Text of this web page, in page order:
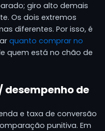
giro alto demais
Os dois extremos
diferentes. Por isso, é
quanto comprar no
quem está no chão de
desempenho de
e taxa de conversão
punitiva. Em